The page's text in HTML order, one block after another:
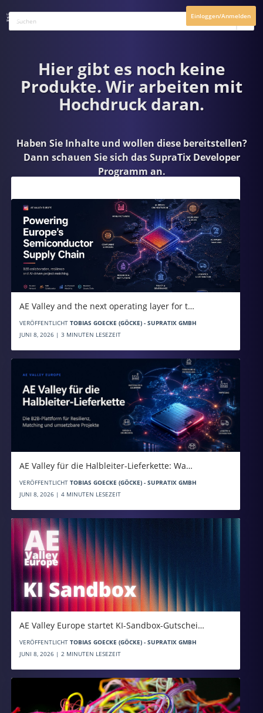
Einloggen/Anmelden
Hier gibt es noch keine
Produkte. Wir arbeiten mit
Hochdruck daran.
Haben Sie Inhalte und wollen diese bereitstellen?
Dann schauen Sie sich dasSupraTix Developer
Programman.
AE Valley and the next operating layer for t…
VERÖFFENTLICHT TOBIAS GOECKE (GÖCKE) - SUPRATIX GMBH
JUNI 8, 2026 | 3 MINUTEN LESEZEIT
AE Valley für die Halbleiter-Lieferkette: Wa…
VERÖFFENTLICHT TOBIAS GOECKE (GÖCKE) - SUPRATIX GMBH
JUNI 8, 2026 | 4 MINUTEN LESEZEIT
AE Valley Europe startet KI-Sandbox-Gutschei…
VERÖFFENTLICHT TOBIAS GOECKE (GÖCKE) - SUPRATIX GMBH
JUNI 8, 2026 | 2 MINUTEN LESEZEIT